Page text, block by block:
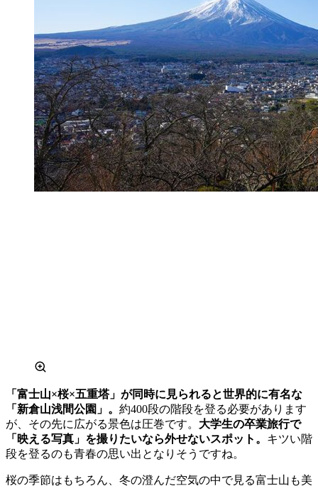
「富士山×桜×五重塔」が同時に見られると世界的に有名な
「新倉山浅間公園」。 約400段の階段を登る必要があります
が、その先に広がる景色は圧巻です。 大学生の卒業旅行で
「映える写真」を撮りたいなら外せないスポット。 キツい階
段を登るのも青春の思い出となりそうですね。
桜の季節はもちろん、冬の澄んだ空気の中で見る富士山も美